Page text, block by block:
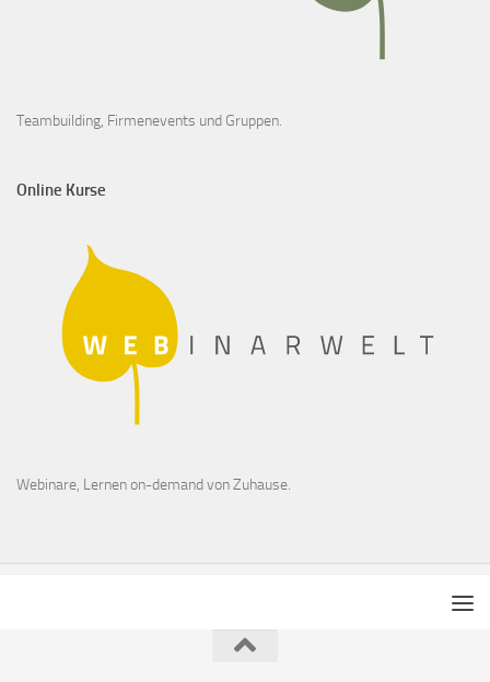
Teambuilding, Firmenevents und Gruppen.
Online Kurse
Webinare, Lernen on-demand von Zuhause.